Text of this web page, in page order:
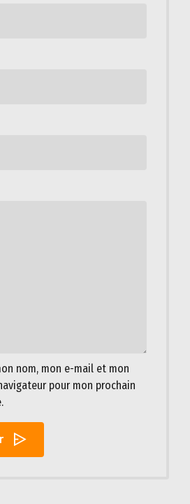
nom, mon e-mail et mon
pour mon prochain